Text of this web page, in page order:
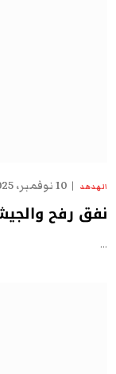
الهدهد 10 نوفمبر، 2025
نفق رفح
…